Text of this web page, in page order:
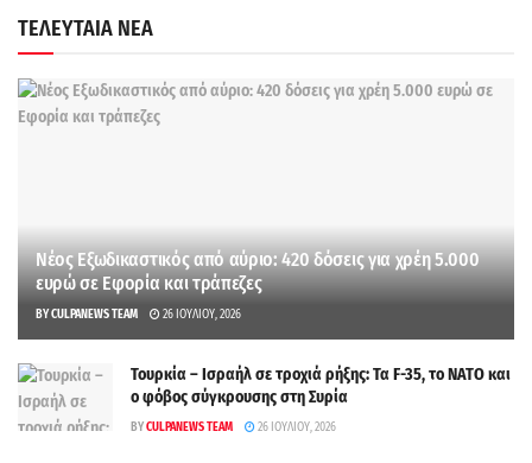
ΤΕΛΕΥΤΑΙΑ ΝΕΑ
Νέος Εξωδικαστικός από αύριο: 420 δόσεις για χρέη 5.000
ευρώ σε Εφορία και τράπεζες
BYCULPANEWS TEAM 26 ΙΟΥΛΊΟΥ, 2026
Τουρκία – Ισραήλ σε τροχιά ρήξης: Τα F-35, το ΝΑΤΟ και
ο φόβος σύγκρουσης στη Συρία
BYCULPANEWS TEAM 26 ΙΟΥΛΊΟΥ, 2026